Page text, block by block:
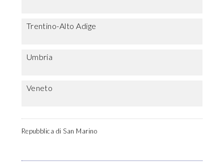
Trentino-Alto Adige
Umbria
Veneto
Repubblica di San Marino